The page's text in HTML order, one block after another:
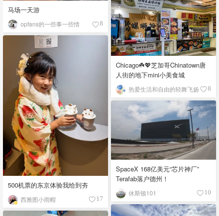
马场一天游
opfans的一些事一些情 8
Chicago☘️💖芝加哥Chinatown唐
人街的地下mini小美食城
热爱生活和自由的轻舞飞扬 8
500机票的东京体验我给到夯
西雅图小雨帽 17
SpaceX 168亿美元“芯片神厂”
Terafab落户德州！
休斯顿101 10